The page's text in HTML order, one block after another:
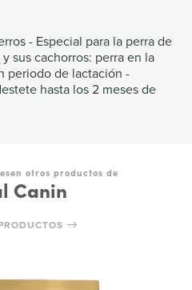
- Especial para la perra de
sus cachorros: perra en la
periodo de lactación -
hasta los 2 meses de
otros productos de
Canin